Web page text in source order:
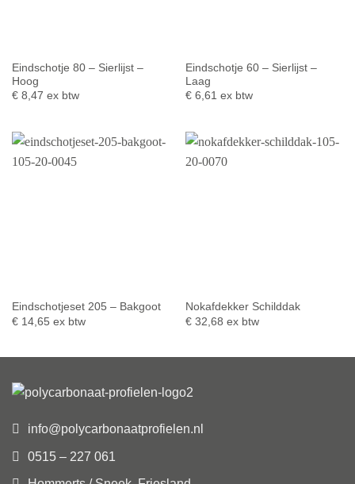
Eindschotje 80 – Sierlijst –
Hoog
€8,47 ex btw
Eindschotje 60 – Sierlijst –
Laag
€6,61 ex btw
Eindschotjeset 205 – Bakgoot
€14,65 ex btw
Nokafdekker Schilddak
€32,68 ex btw
info@polycarbonaatprofielen.nl
0515 – 227 061